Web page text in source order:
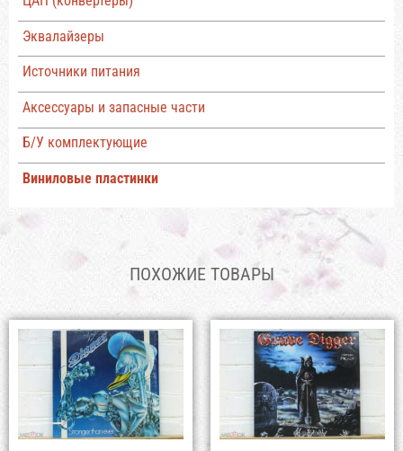
Эквалайзеры
Источники питания
Аксессуары и запасные части
Б/У комплектующие
Виниловые пластинки
ПОХОЖИЕ ТОВАРЫ